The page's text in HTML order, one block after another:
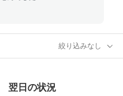
絞り込みなし
翌日の状況